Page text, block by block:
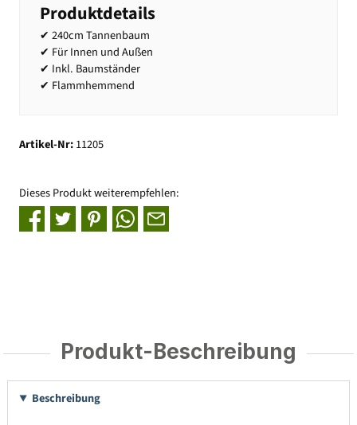
Produktdetails
✔ 240cm Tannenbaum
✔ Für Innen und Außen
✔ Inkl. Baumständer
✔ Flammhemmend
Artikel-Nr:11205
Dieses Produkt weiterempfehlen:
Produkt-Beschreibung
Beschreibung